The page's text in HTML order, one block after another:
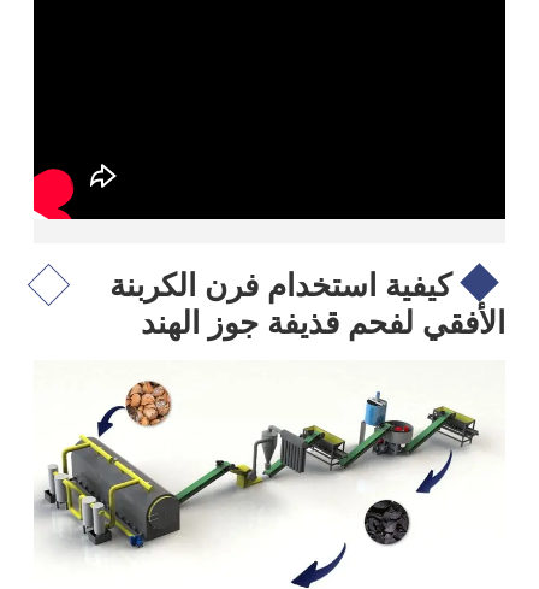
كيفية استخدام فرن الكربنة
الأفقي لفحم قذيفة جوز الهند